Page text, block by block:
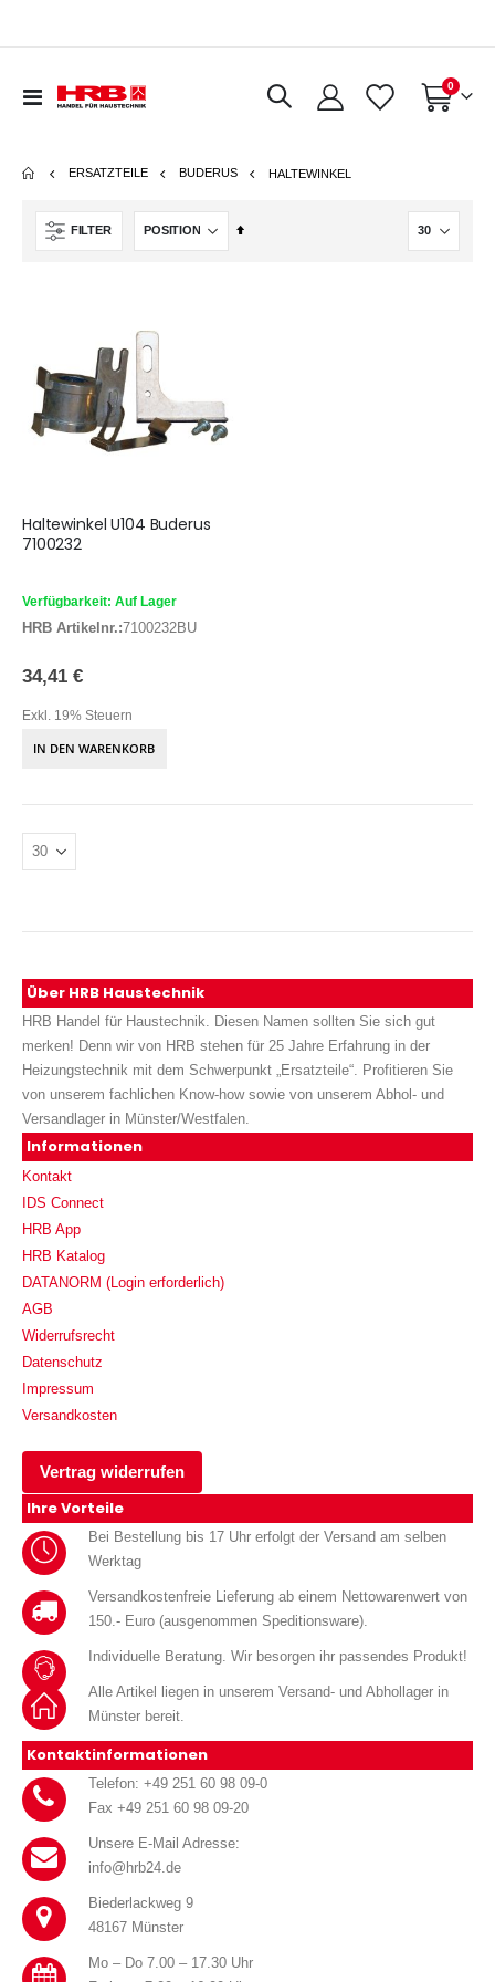
Navigation
Warenkorb
0Artikel
ERSATZTEILE BUDERUS HALTEWINKEL
FILTER
In
Haltewinkel U104 Buderus
7100232
Verfügbarkeit: Auf Lager
HRB Artikelnr.:7100232BU
34,41 €
Exkl. 19% Steuern
IN DEN WARENKORB
Über HRB Haustechnik
HRB Handel für Haustechnik. Diesen Namen sollten Sie sich gut
merken! Denn wir von HRB stehen für 25 Jahre Erfahrung in der
Heizungstechnik mit dem Schwerpunkt „Ersatzteile“. Profitieren Sie
von unserem fachlichen Know-how sowie von unserem Abhol- und
Versandlager in Münster/Westfalen.
Informationen
Kontakt
IDS Connect
HRB App
HRB Katalog
DATANORM (Login erforderlich)
AGB
Widerrufsrecht
Datenschutz
Impressum
Versandkosten
Vertrag widerrufen
Ihre Vorteile
Bei Bestellung bis 17 Uhr erfolgt der Versand am selben
Werktag
Versandkostenfreie Lieferung ab einem Nettowarenwert von
150.- Euro (ausgenommen Speditionsware).
Individuelle Beratung. Wir besorgen ihr passendes Produkt!
Alle Artikel liegen in unserem Versand- und Abhollager in
Münster bereit.
Kontaktinformationen
Telefon: +49 251 60 98 09-0
Fax +49 251 60 98 09-20
Unsere E-Mail Adresse:
info@hrb24.de
Biederlackweg 9
48167 Münster
Mo – Do 7.00 – 17.30 Uhr